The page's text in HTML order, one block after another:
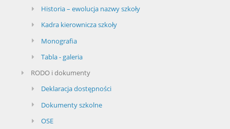
Historia – ewolucja nazwy szkoły
Kadra kierownicza szkoły
Monografia
Tabla - galeria
RODO i dokumenty
Deklaracja dostępności
Dokumenty szkolne
OSE